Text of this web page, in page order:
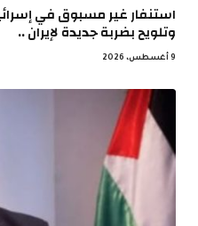
استنفار غير مسبوق في
وتلويح بضربة جديدة لإيران ..
9 أغسطس، 2026